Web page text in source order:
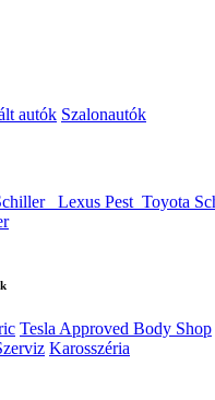
autók Szalonautók
Lexus Pest Toyota
Tesla Approved Body Shop
Karosszéria